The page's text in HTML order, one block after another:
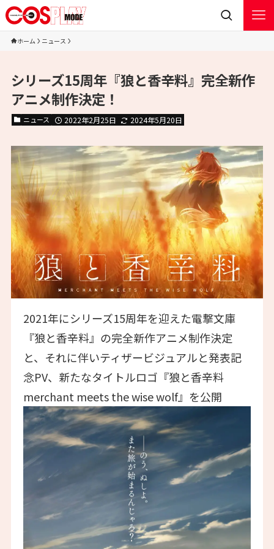
ホーム ニュース
シリーズ15周年『狼と香辛料』完全新作
アニメ制作決定！
ニュース 2022年2月25日 2024年5月20日
2021年にシリーズ15周年を迎えた電撃文庫
『狼と香辛料』の完全新作アニメ制作決定
と、それに伴いティザービジュアルと発表記
念PV、新たなタイトルロゴ『狼と香辛料
merchant meets the wise wolf』を公開